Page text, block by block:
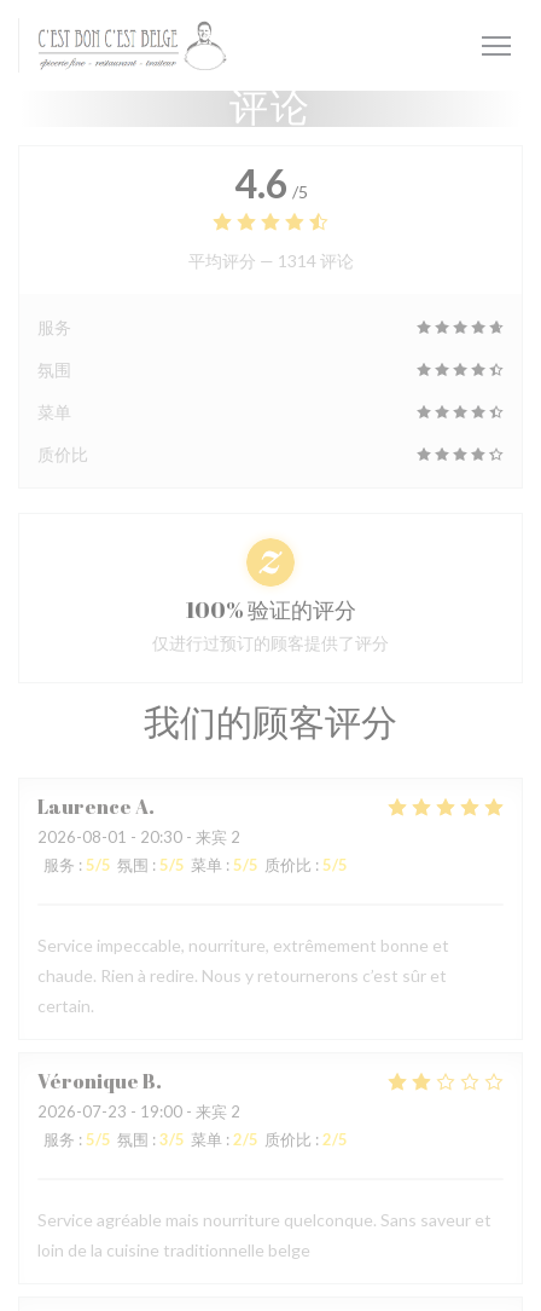
评论
我们的顾客评分
LaurenceA
2026-08-01 - 20:30 - 来宾 2
服务 : 5/5 氛围 : 5/5 菜单 : 5/5 质价比 : 5/5
Service impeccable, nourriture, extrêmement bonne et
chaude. Rien à redire. Nous y retournerons c’est sûr et
certain.
VéroniqueB
2026-07-23 - 19:00 - 来宾 2
服务 : 5/5 氛围 : 3/5 菜单 : 2/5 质价比 : 2/5
Service agréable mais nourriture quelconque. Sans saveur et
loin de la cuisine traditionnelle belge
4.6 /5
平均评分 — 1314 评论
服务
氛围
菜单
质价比
100% 验证的评分
仅进行过预订的顾客提供了评分